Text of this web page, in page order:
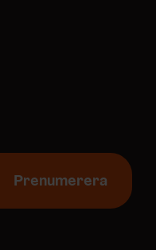
Prenumerera